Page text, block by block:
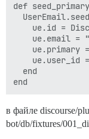
def
ue.id =
ue.email =
ue.primary
ue.user_id
  end
в файле discourse/
bot/db/fixtures/